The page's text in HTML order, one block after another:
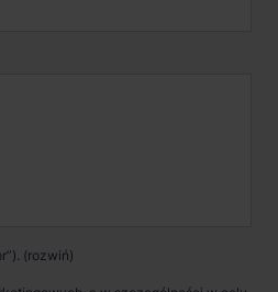
formularz